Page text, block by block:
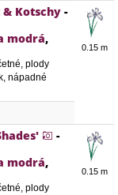
& Kotschy -
modrá,
plody
nápadné
0.15 m
-
modrá,
plody
0.15 m